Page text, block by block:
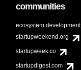
communities
ecosystem development
startupweekend.org
startupweek.co
startupdigest.com